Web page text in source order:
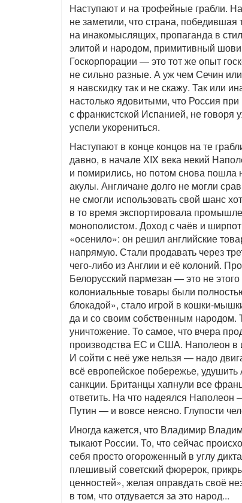
Наступают и на трофейные грабли.
не заметили, что страна,
на инакомыслящих, пропаганда в
элитой и народом, примитивный
Госкорпорации — это тот же опыт
не сильно разные. А уж чем Сечин
я навскидку так и не скажу. Так или
настолько ядовитыми, что Россия
с франкистской Испанией, не говоря
успели укорениться.
Наступают в конце концов на те
давно, в начале XIX века некий
и помирились, но потом снова пошла
акулы. Англичане долго не могли
не смогли использовать свой шанс
в то время экспортировала
монополистом. Доход с чаёв и
«осенило»: он решил английские
напрямую. Стали продавать через
чего-либо из Англии и её колоний.
Белорусский пармезан — это не
колониальные товары были
блокадой», стало игрой в кошки-
да и со своим собственным народом.
уничтожение. То самое, что вчера
производства ЕС и США. Наполеон в
И сойти с неё уже нельзя — надо
всё европейское побережье,
санкции. Британцы хапнули все
ответить. На что надеялся Наполеон
Путин — и вовсе неясно. Глупости
Иногда кажется, что Владимир
тыкают России. То, что сейчас
себя просто огороженный в углу
плешивый советский фюрерок,
ценностей», желая оправдать своё
в том, что отдувается за это народ...